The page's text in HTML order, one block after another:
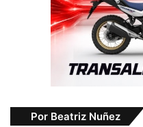
Por Beatriz Nuñez